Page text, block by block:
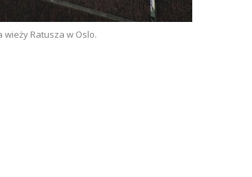
wieży Ratusza w Oslo.